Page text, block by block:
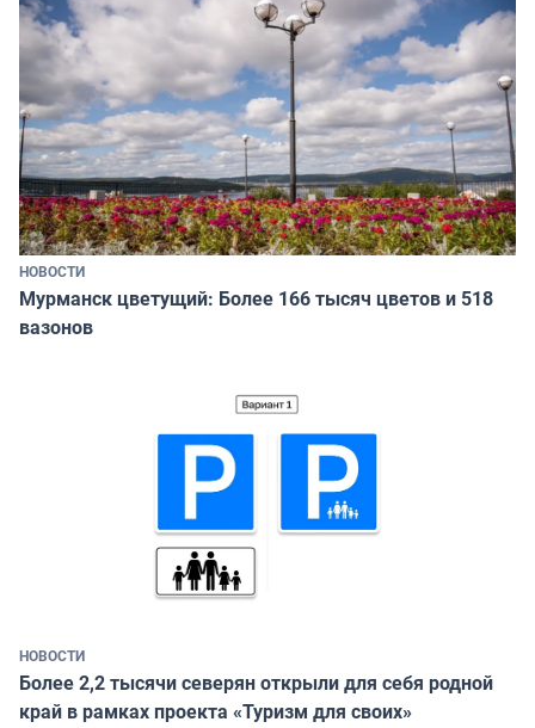
НОВОСТИ
Мурманск цветущий: Более 166 тысяч цветов и 518
вазонов
НОВОСТИ
Более 2,2 тысячи северян открыли для себя родной
край в рамках проекта «Туризм для своих»